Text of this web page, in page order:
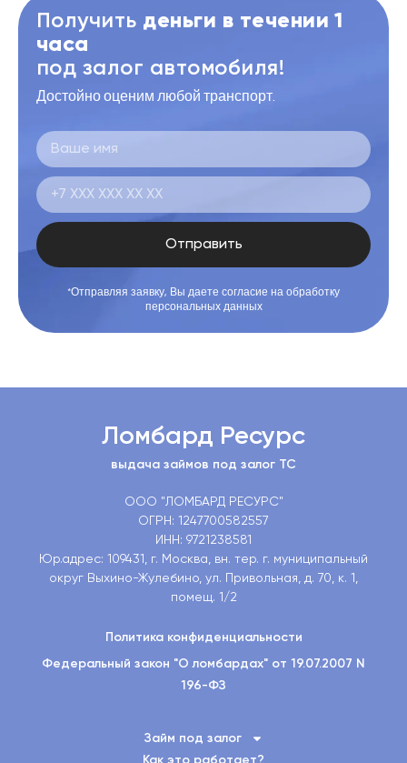
Получить деньги в течении 1
часа
под залог автомобиля!
Достойно оценим любой транспорт.
Отправить
*Отправляя заявку, Вы даете согласие на обработку
персональных данных
Ломбард Ресурс
выдача займов под залог ТС
ООО "ЛОМБАРД РЕСУРС"
ОГРН: 1247700582557
ИНН: 9721238581
Юр.адрес: 109431, г. Москва, вн. тер. г. муниципальный
округ Выхино-Жулебино, ул. Привольная, д. 70, к. 1,
помещ. 1/2
Политика конфиденциальности
Федеральный закон "О ломбардах" от 19.07.2007 N
196-ФЗ
Займ под залог
Как это работает?